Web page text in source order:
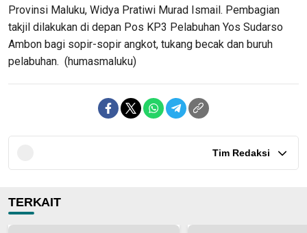
Provinsi Maluku, Widya Pratiwi Murad Ismail. Pembagian
takjil dilakukan di depan Pos KP3 Pelabuhan Yos Sudarso
Ambon bagi sopir-sopir angkot, tukang becak dan buruh
pelabuhan. (humasmaluku)
Tim Redaksi
TERKAIT